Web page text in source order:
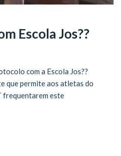
Escola Jos??
com a Escola Jos??
que permite aos atletas do
frequentarem este